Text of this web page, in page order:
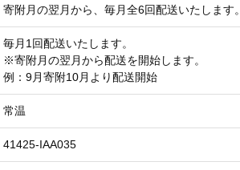
寄附月の翌月から、毎月全6回配送いたします。
毎月1回配送いたします。
※寄附月の翌月から配送を開始します。
例：9月寄附10月より配送開始
常温
41425-IAA035